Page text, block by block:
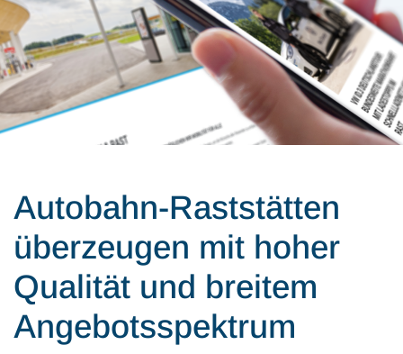
Für Gäste
Partner
Alle Artikel
Mobilität & Verkehr
Innovation & Arbeit
Essen & Konsum
Karriere
Investor Relations
Autobahn-Raststätten
überzeugen mit hoher
Qualität und breitem
Angebotsspektrum